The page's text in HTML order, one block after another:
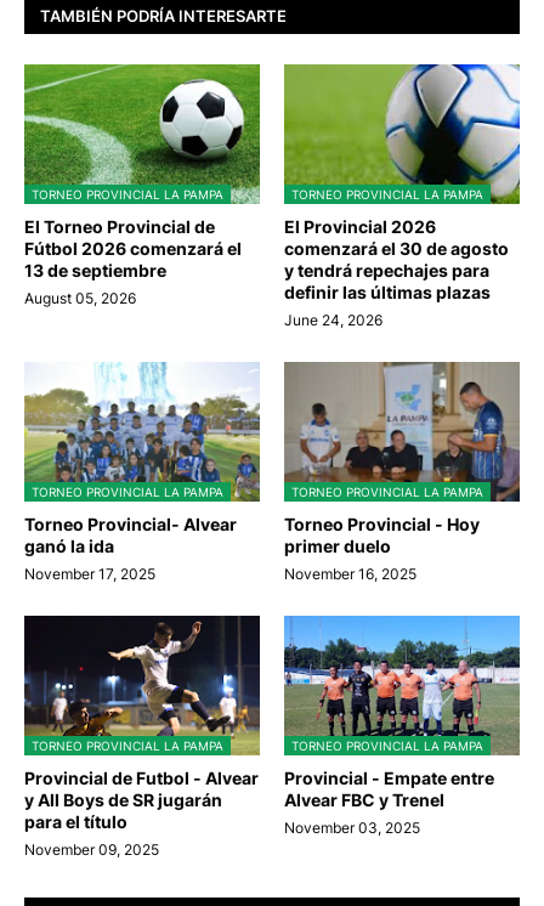
TAMBIÉN PODRÍA INTERESARTE
TORNEO PROVINCIAL LA PAMPA
El Torneo Provincial de
Fútbol 2026 comenzará el
13 de septiembre
August 05, 2026
TORNEO PROVINCIAL LA PAMPA
El Provincial 2026
comenzará el 30 de agosto
y tendrá repechajes para
definir las últimas plazas
June 24, 2026
TORNEO PROVINCIAL LA PAMPA
Torneo Provincial- Alvear
ganó la ida
November 17, 2025
TORNEO PROVINCIAL LA PAMPA
Torneo Provincial - Hoy
primer duelo
November 16, 2025
TORNEO PROVINCIAL LA PAMPA
Provincial de Futbol - Alvear
y All Boys de SR jugarán
para el título
November 09, 2025
TORNEO PROVINCIAL LA PAMPA
Provincial - Empate entre
Alvear FBC y Trenel
November 03, 2025